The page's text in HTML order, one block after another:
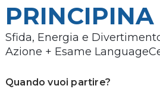
PRINCIPINA
Sfida, Energia e
Azione + Esame
Quando vuoi partire?